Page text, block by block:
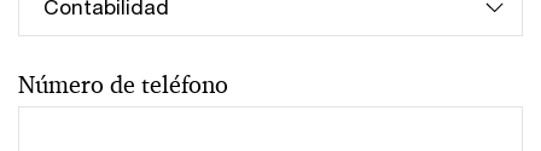
Número de teléfono